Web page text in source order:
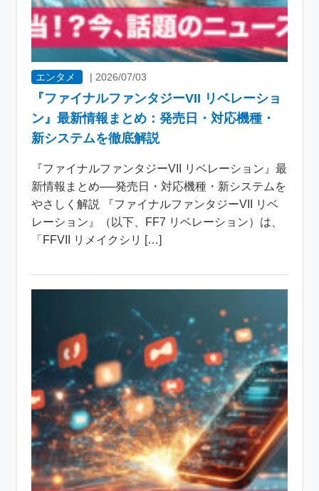
エンタメ |2026/07/03
『ファイナルファンタジーVII リベレーショ
ン』最新情報まとめ：発売日・対応機種・
新システムを徹底解説
『ファイナルファンタジーVII リベレーション』最
新情報まとめ──発売日・対応機種・新システムを
やさしく解説 『ファイナルファンタジーVII リベ
レーション』（以下、FF7 リベレーション）は、
「FFVII リメイクシリ […]